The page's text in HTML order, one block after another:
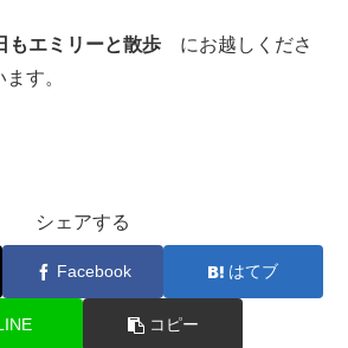
もエミリーと散歩 にお越しくださ
す。
シェアする
Facebook はてブ
コピー